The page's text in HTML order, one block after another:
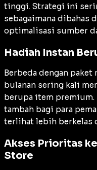
tinggi. Strategi ini
sebagaimana dibahas
optimalisasi sumber
Hadiah Instan
Berbeda dengan
bulanan sering kali
berupa item
tambah bagi para
terlihat lebih berkelas
Akses Prioritas
Store